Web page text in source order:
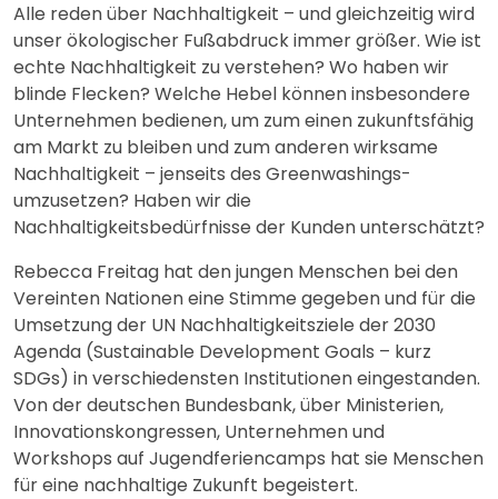
Alle reden über Nachhaltigkeit – und gleichzeitig wird
unser ökologischer Fußabdruck immer größer. Wie ist
echte Nachhaltigkeit zu verstehen? Wo haben wir
blinde Flecken? Welche Hebel können insbesondere
Unternehmen bedienen, um zum einen zukunftsfähig
am Markt zu bleiben und zum anderen wirksame
Nachhaltigkeit – jenseits des Greenwashings-
umzusetzen? Haben wir die
Nachhaltigkeitsbedürfnisse der Kunden unterschätzt?
Rebecca Freitag hat den jungen Menschen bei den
Vereinten Nationen eine Stimme gegeben und für die
Umsetzung der UN Nachhaltigkeitsziele der 2030
Agenda (Sustainable Development Goals – kurz
SDGs) in verschiedensten Institutionen eingestanden.
Von der deutschen Bundesbank, über Ministerien,
Innovationskongressen, Unternehmen und
Workshops auf Jugendferiencamps hat sie Menschen
für eine nachhaltige Zukunft begeistert.